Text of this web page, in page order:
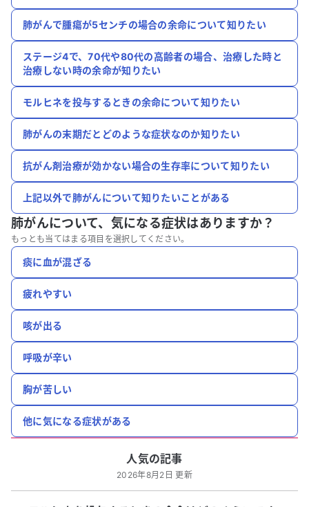
肺がんで腫瘍が5センチの場合の余命について知りたい
ステージ4で、70代や80代の高齢者の場合、治療した時と
治療しない時の余命が知りたい
モルヒネを投与するときの余命について知りたい
肺がんの末期だとどのような症状なのか知りたい
抗がん剤治療が効かない場合の生存率について知りたい
上記以外で肺がんについて知りたいことがある
肺がんについて、 気になる症状はありますか？
もっとも当てはまる項目を選択してください。
痰に血が混ざる
疲れやすい
咳が出る
呼吸が辛い
胸が苦しい
他に気になる症状がある
人気の記事
2026年8月2日 更新